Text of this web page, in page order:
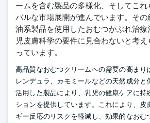
ームを含む製品の多様化、そしてこ
バルな市場展開が進んでいます。そ
油系製品を使用したおむつかぶれ治
児皮膚科学の要件に見合わないと考
っています。
高品質なおむつクリームへの需要の高まり
レンデュラ、カモミールなどの天然成分と
活用した製品により、乳児の健康ケアに持
ションを提供しています。これにより、皮
ギー反応のリスクを軽減し、効果的なおむ